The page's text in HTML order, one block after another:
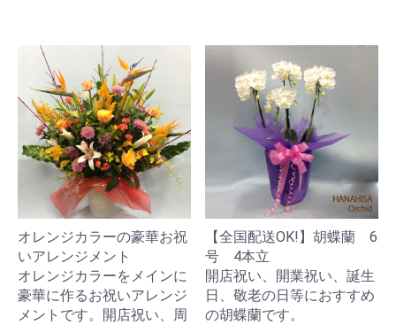
オレンジカラーの豪華お祝
いアレンジメント
オレンジカラーをメインに
豪華に作るお祝いアレンジ
メントです。開店祝い、周
【全国配送OK!】胡蝶蘭 6
号 4本立
開店祝い、開業祝い、誕生
日、敬老の日等におすすめ
の胡蝶蘭です。